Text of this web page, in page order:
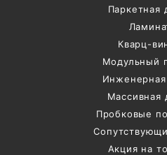
Паркетная
Кварц-
Модульный
Инженерная
Массивная
Пробковые
Акция на